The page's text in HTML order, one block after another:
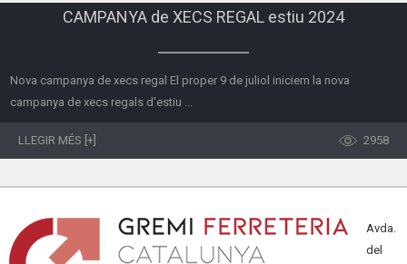
CAMPANYA de XECS REGAL estiu 2024
Nova campanya de xecs regal El proper 9 de juliol iniciem la nova
campanya de xecs regals d'estiu ...
LLEGIR MÉS [+] 2958
Avda.
del